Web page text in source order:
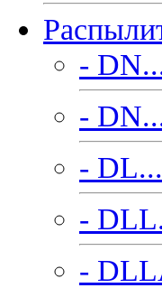
-
-
-
-
-